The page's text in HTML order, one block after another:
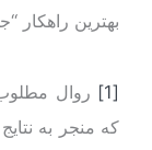
بهترین راهکار
[1]
که منجر به